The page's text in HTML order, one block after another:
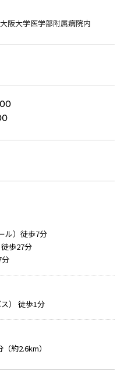
阪大学医学部附属病院内
ル）徒歩7分
歩27分
） 徒歩1分
約2.6km）